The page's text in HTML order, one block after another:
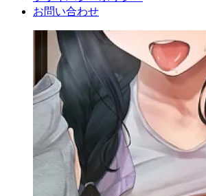
お問い合わせ